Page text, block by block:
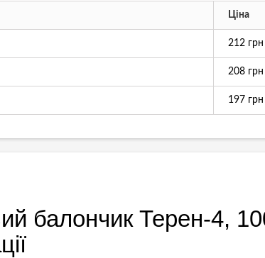
Ціна
212 грн
208 грн
197 грн
балончик Терен-4,